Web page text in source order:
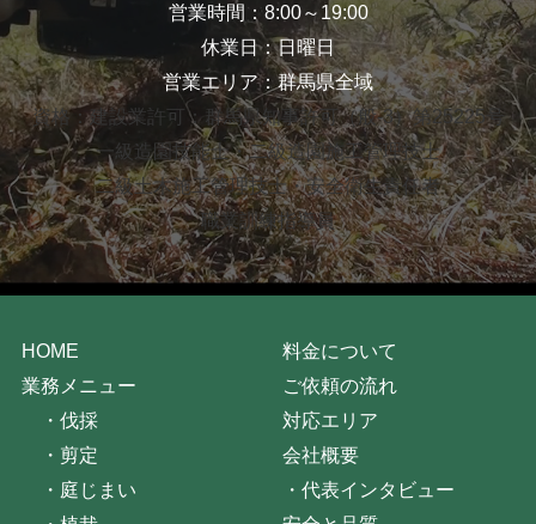
営業時間：8:00～19:00
休業日：日曜日
営業エリア：群馬県全域
資格：建設業許可：群馬県知事許可（般-3）第25225号
一級造園技能士・二級造園施工管理技士
二級土木施工管理技士・安全衛生責任者
職業訓練指導員
HOME
業務メニュー
・ 伐採
・ 剪定
・ 庭じまい
料金について
ご依頼の流れ
対応エリア
会社概要
・代表インタビュー